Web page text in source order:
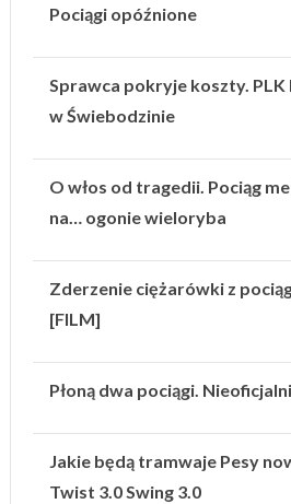
Pociągi opóźnione
Sprawca pokryje koszty.
w Świebodzinie
O włos od tragedii. Pociąg
na… ogonie wieloryba
Zderzenie ciężarówki z
[FILM]
Płoną dwa pociągi.
Jakie będą tramwaje Pesy
Twist 3.0 Swing 3.0